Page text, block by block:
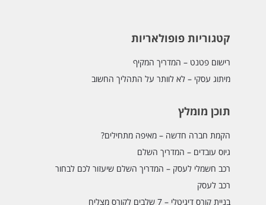
קטגוריות פופולאריות
רישום פטנט – המדריך המקיף
מיתוג עסקי – לא לוותר על התהליך החשוב
תוכן מומלץ
הקמת חברה חדשה – מאיפה מתחילים?
גיוס עובדים – המדריך השלם
רכב חשמלי לעסק – המדריך השלם שיעזור לכם לבחור
רכב לעסק
בניית קורס דיגיטלי – 7 שלבים לקורס מצליח